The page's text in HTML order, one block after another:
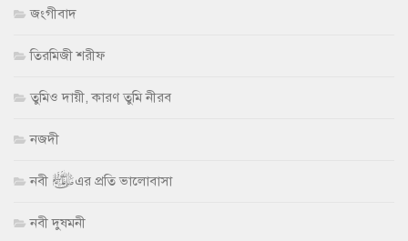
জংগীবাদ
তিরমিজী শরীফ
তুমিও দায়ী, কারণ তুমি নীরব
নজদী
নবী ﷺ এর প্রতি ভালোবাসা
নবী দুষমনী